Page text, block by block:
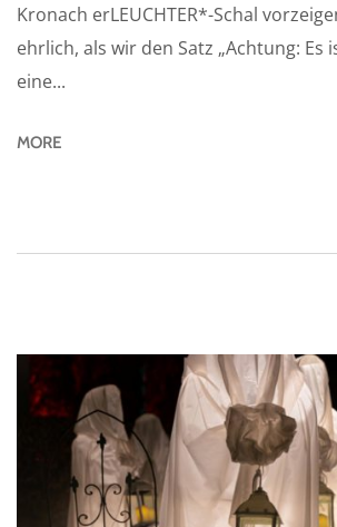
Kronach erLEUCHTER*-Schal
ehrlich, als wir den Satz „Achtung: Es
eine...
MORE